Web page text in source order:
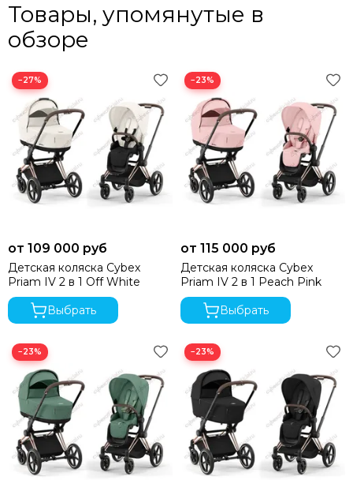
Товары, упомянутые в
обзоре
−27%
от 109 000 руб
Детская коляска Cybex
Priam IV 2 в 1 Off White
Выбрать
−23%
от 115 000 руб
Детская коляска Cybex
Priam IV 2 в 1 Peach Pink
Выбрать
−23% −23%